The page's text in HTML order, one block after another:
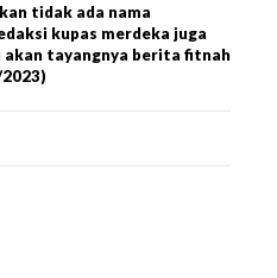
tidak ada nama
kupas merdeka juga
tayangnya berita fitnah